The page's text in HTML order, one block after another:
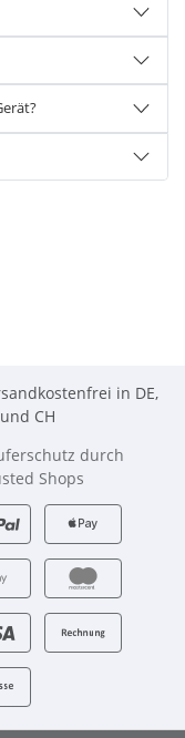
in DE,
CH
durch
Shops